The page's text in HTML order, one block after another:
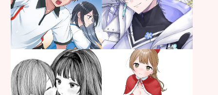
お仕事
制作年：2026年
お仕事 カラーイラスト
男性
制作年：2025年